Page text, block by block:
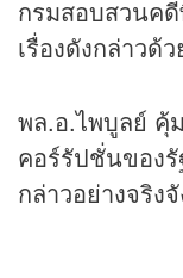
กรมสอบสวนคดี
เรื่องดังกล่าวด้
พล.อ.ไพบูลย์ คุ้
คอร์รัปชั่นของ
กล่าวอย่างจริงจั